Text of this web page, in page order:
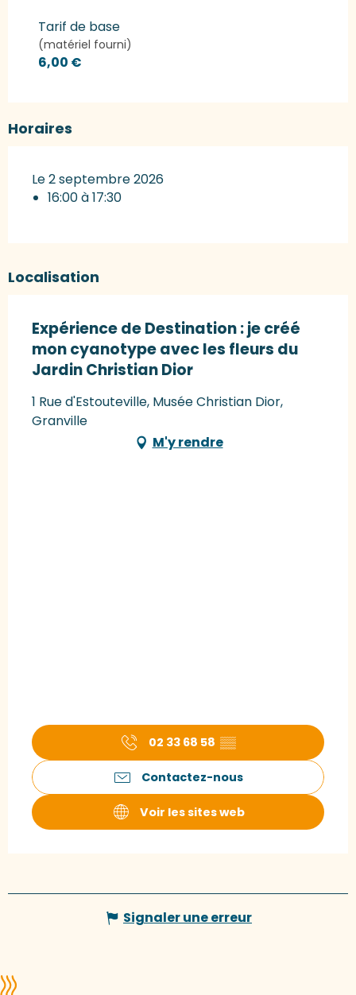
Tarifs 2027
Tarif de base
(matériel fourni)
6,00 €
Horaires
Le 2 septembre 2026
16:00 à 17:30
Localisation
Expérience de Destination : je créé
mon cyanotype avec les fleurs du
Jardin Christian Dior
1 Rue d'Estouteville, Musée Christian Dior,
Granville
M'y rendre
02 33 68 58 ▒▒
Contactez-nous
Voir les sites web
Signaler une erreur